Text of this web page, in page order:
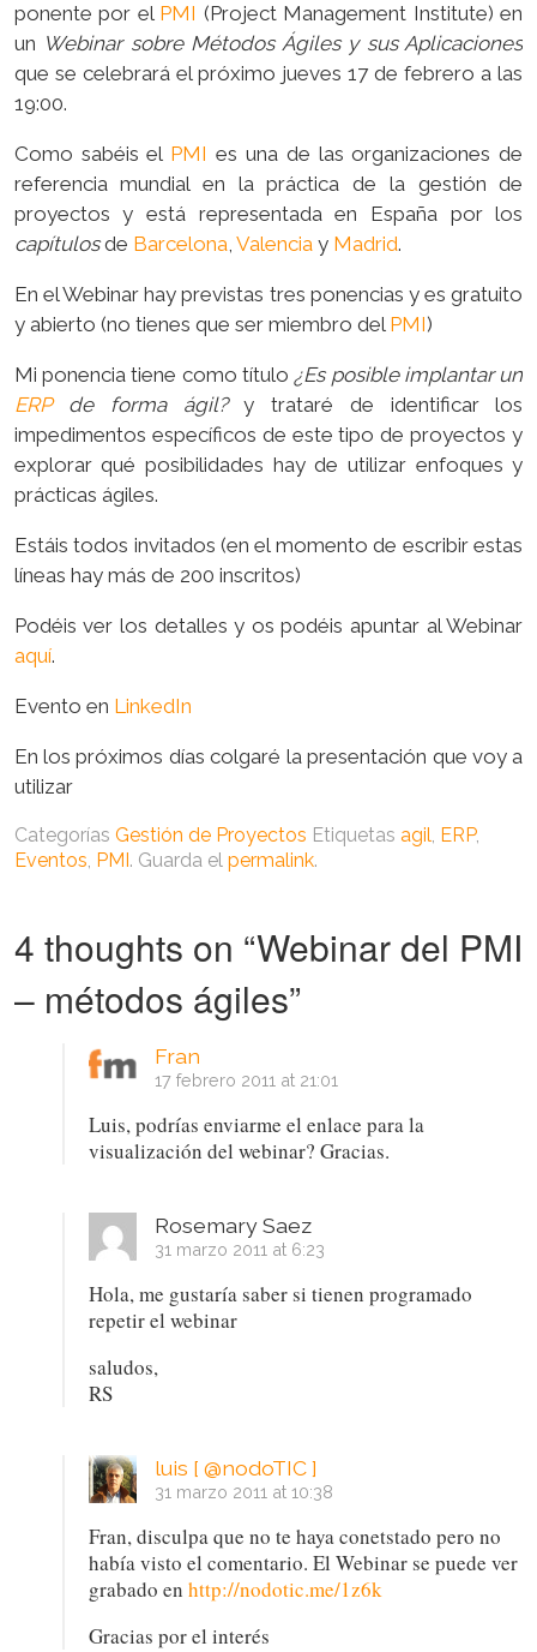
ponente por el PMI (Project Management Institute) en
un Webinar sobre Métodos Ágiles y sus Aplicaciones
que se celebrará el próximo jueves 17 de febrero a las
19:00.
Como sabéis el PMI es una de las organizaciones de
referencia mundial en la práctica de la gestión de
proyectos y está representada en España por los
capítulosde Barcelona, Valenciay Madrid.
En el Webinar hay previstas tres ponencias y es gratuito
y abierto (no tienes que ser miembro del PMI)
Mi ponencia tiene como título¿Es posible implantar un
ERPde forma ágil?y trataré de identificar los
impedimentos específicos de este tipo de proyectos y
explorar qué posibilidades hay de utilizar enfoques y
prácticas ágiles.
Estáis todos invitados (en el momento de escribir estas
líneas hay más de 200 inscritos)
Podéis ver los detalles y os podéis apuntar al Webinar
aquí.
Evento en LinkedIn
En los próximos días colgaré la presentación que voy a
utilizar
Categorías Gestión de Proyectos Etiquetas agil, ERP,
Eventos, PMI . Guarda el permalink.
4 thoughts on “Webinar del PMI
– métodos ágiles”
Fran
17 febrero 2011 at 21:01
Luis, podrías enviarme el enlace para la
visualización del webinar? Gracias.
Rosemary Saez
31 marzo 2011 at 6:23
Hola, me gustaría saber si tienen programado
repetir el webinar
saludos,
RS
luis [ @nodoTIC ]
31 marzo 2011 at 10:38
Fran, disculpa que no te haya conetstado pero no
había visto el comentario. El Webinar se puede ver
grabado en http://nodotic.me/1z6k
Gracias por el interés